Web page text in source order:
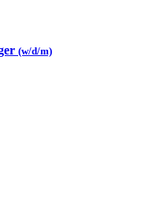
(w/d/m)